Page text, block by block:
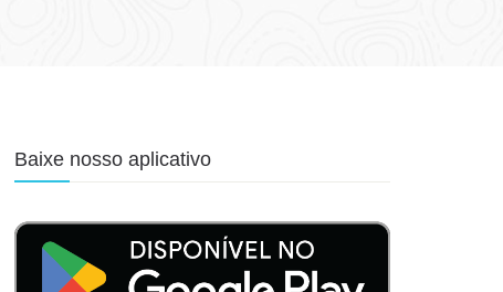
Baixe nosso aplicativo